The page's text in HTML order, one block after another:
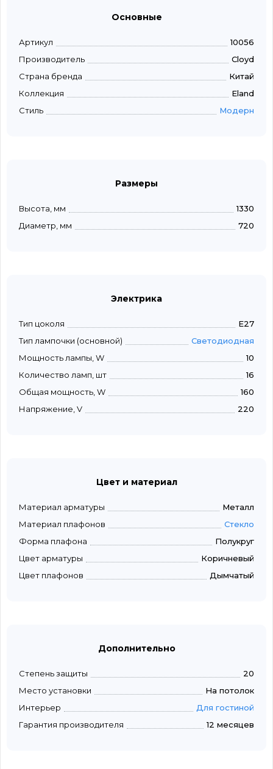
Основные
Артикул
10056
Производитель
Cloyd
Страна бренда
Китай
Коллекция
Eland
Стиль
Модерн
Размеры
Высота, мм
1330
Диаметр, мм
720
Электрика
Тип цоколя
E27
Тип лампочки (основной)
Светодиодная
Мощность лампы, W
10
Количество ламп, шт
16
Общая мощность, W
160
Напряжение, V
220
Цвет и материал
Материал арматуры
Металл
Материал плафонов
Стекло
Форма плафона
Полукруг
Цвет арматуры
Коричневый
Цвет плафонов
Дымчатый
Дополнительно
Степень защиты
20
Место установки
На потолок
Интерьер
Для гостиной
Гарантия производителя
12 месяцев